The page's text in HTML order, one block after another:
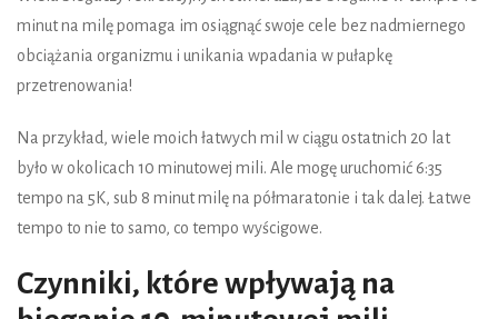
minut na milę pomaga im osiągnąć swoje cele bez nadmiernego
obciążania organizmu i unikania wpadania w pułapkę
przetrenowania!
Na przykład, wiele moich łatwych mil w ciągu ostatnich 20 lat
było w okolicach 10 minutowej mili. Ale mogę uruchomić 6:35
tempo na 5K, sub 8 minut milę na półmaratonie i tak dalej. Łatwe
tempo to nie to samo, co tempo wyścigowe.
Czynniki, które wpływają na